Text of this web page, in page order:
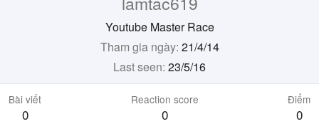
Youtube Master Race
Tham gia ngày 21/4/14
Last seen 23/5/16
Bài viết
0
Reaction score
0
Điểm
0